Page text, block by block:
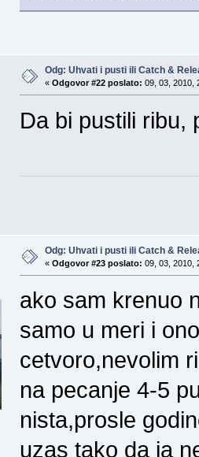
Odg: Uhvati i pusti ili Catch &
« Odgovor #22 poslato: 09, 03, 2010,
Da bi pustili ribu,
Odg: Uhvati i pusti ili Catch &
« Odgovor #23 poslato: 09, 03, 2010,
ako sam krenuo
samo u meri i
cetvoro,nevolim
na pecanje 4-5
nista,prosle
uzas tako da ja